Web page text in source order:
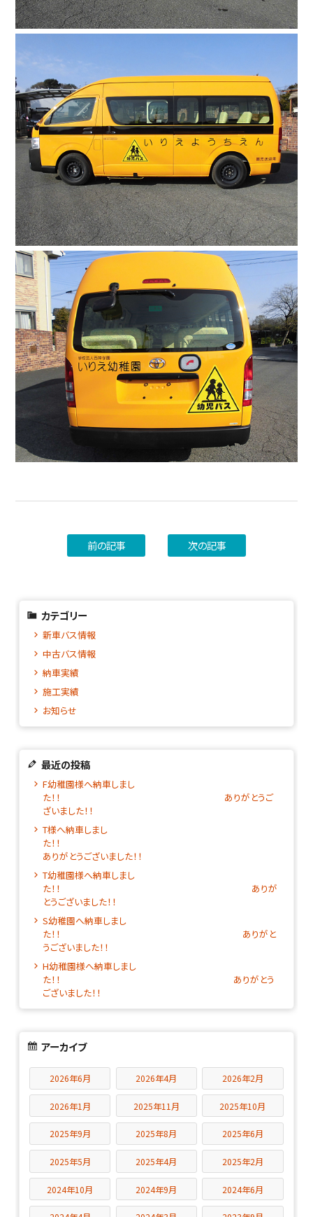
前の記事 次の記事
カテゴリー
新車バス情報
中古バス情報
納車実績
施工実績
お知らせ
最近の投稿
F幼稚園様へ納車しまし
た！！ ありがとうご
ざいました！！
T様へ納車しまし
た！
ありがとうございました！！
T幼稚園様へ納車しまし
た！！ ありが
とうございました！！
S幼稚園へ納車しまし
た！！ ありがと
うございました！！
H幼稚園様へ納車しまし
た！！ ありがとう
ございました！！
アーカイブ
2026年6月 2026年4月 2026年2月
2026年1月 2025年11月 2025年10月
2025年9月 2025年8月 2025年6月
2025年5月 2025年4月 2025年2月
2024年10月 2024年9月 2024年6月